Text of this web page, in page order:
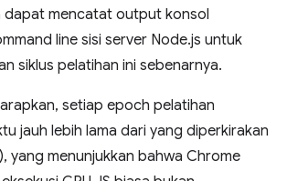
mencatat output konsol
line sisi server Node.js untuk
siklus pelatihan ini sebenarnya.
setiap epoch pelatihan
jauh lebih lama dari yang diperkirakan
yang menunjukkan bahwa Chrome